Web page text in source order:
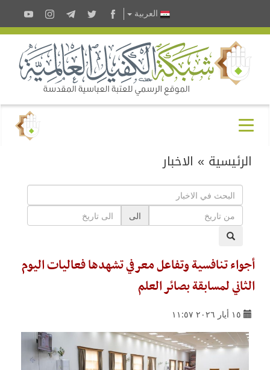
العربية
الرئيسية » الاخبار
الى
أجواء تنافسية وتفاعل معرفي تشهدها فعاليات اليوم
الثاني لمسابقة بصائر العلم
١٥ أيار ٢٠٢٦ ١١:٥٧